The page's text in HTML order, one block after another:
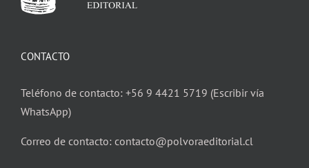
CONTACTO
Teléfono de contacto: +56 9 4421 5719 (Escribir vía
WhatsApp)
Correo de contacto: contacto@polvoraeditorial.cl